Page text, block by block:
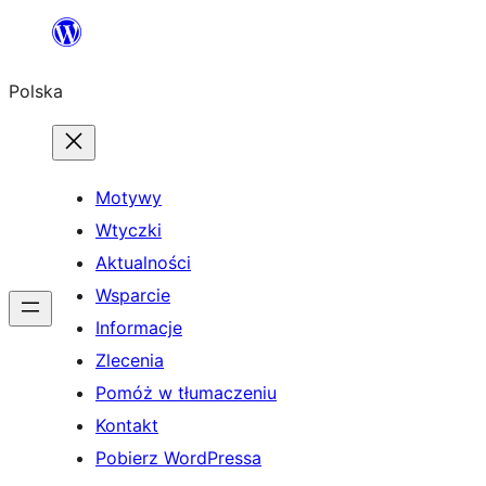
Przejdź
treści
Polska
Motywy
Wtyczki
Aktualności
Wsparcie
Informacje
Zlecenia
Pomóż w tłumaczeniu
Kontakt
Pobierz WordPressa